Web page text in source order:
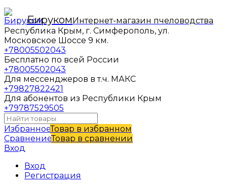
БирукомИнтернет-магазин пчеловодства
Республика Крым, г. Симферополь, ул.
Московское Шоссе 9 км.
+78005502043
Бесплатно по всей России
+78005502043
Для мессенджеров в т.ч. МАКС
+79827822421
Для абонентов из Республики Крым
+79787529505
ИзбранноеТовар в избранном
СравнениеТовар в сравнении
Вход
Вход
Регистрация